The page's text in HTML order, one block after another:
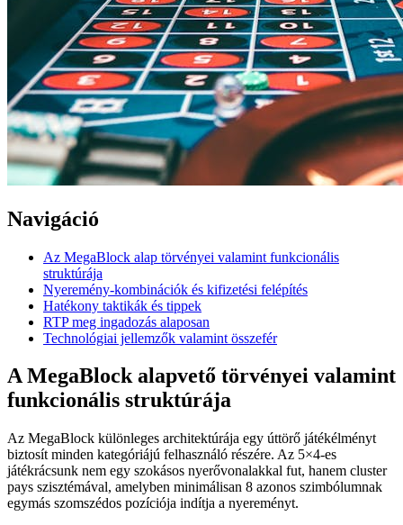
Navigáció
Az MegaBlock alap törvényei valamint funkcionális
struktúrája
Nyeremény-kombinációk és kifizetési felépítés
Hatékony taktikák és tippek
RTP meg ingadozás alaposan
Technológiai jellemzők valamint összefér
A MegaBlock alapvető törvényei valamint
funkcionális struktúrája
Az MegaBlock különleges architektúrája egy úttörő játékélményt
biztosít minden kategóriájú felhasználó részére. Az 5×4-es
játékrácsunk nem egy szokásos nyerővonalakkal fut, hanem cluster
pays szisztémával, amelyben minimálisan 8 azonos szimbólumnak
egymás szomszédos pozíciója indítja a nyereményt.